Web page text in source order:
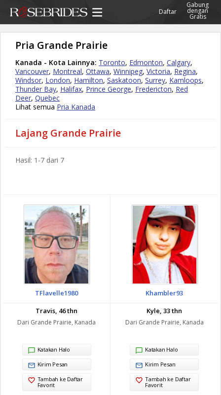
Daftar
Gabung
dengan
Gratis
Pria Grande Prairie
Kanada - Kota Lainnya: Toronto, Edmonton, Calgary,
Vancouver, Montreal, Ottawa, Winnipeg, Victoria, Regina,
Windsor, London, Hamilton, Saskatoon, Surrey, Kamloops,
Thunder Bay, Halifax, Prince George, Fredericton, Red
Deer, Quebec
Lihat semua Pria Kanada
Lajang Grande Prairie
Hasil: 1-7 dari 7
TFlavelle1980
Travis, 46 thn
Dari Grande Prairie, Kanada
Katakan Halo
Kirim Pesan
Tambah ke Daftar
Favorit
Khambler93
Kyle, 33 thn
Dari Grande Prairie, Kanada
Katakan Halo
Kirim Pesan
Tambah ke Daftar
Favorit